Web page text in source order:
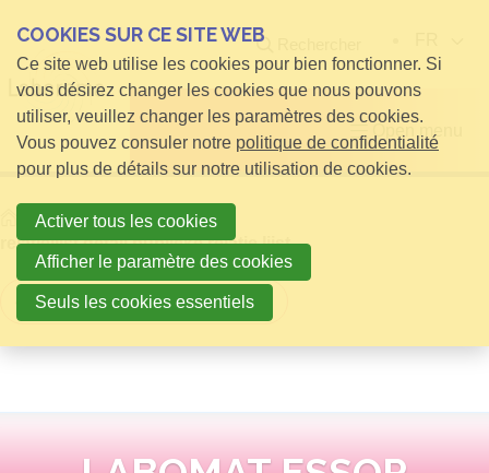
Open menu
Homeinfos pour Visiteurs
relatielijst detail publieke relatie lijst
Retour à la vue d'ensemble
COOKIES SUR CE SITE WEB
Ce site web utilise les cookies pour bien fonctionner. Si
vous désirez changer les cookies que nous pouvons
utiliser, veuillez changer les paramètres des cookies.
Vous pouvez consuler notre politique de confidentialité
pour plus de détails sur notre utilisation de cookies.
Activer tous les cookies
Afficher le paramètre des cookies
Seuls les cookies essentiels